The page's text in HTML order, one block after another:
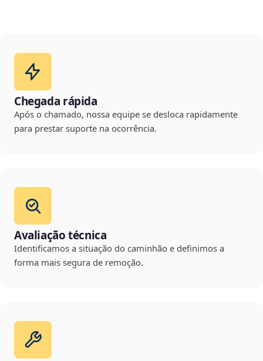
Chegada rápida
Após o chamado, nossa equipe se desloca rapidamente
para prestar suporte na ocorrência.
Avaliação técnica
Identificamos a situação do caminhão e definimos a
forma mais segura de remoção.